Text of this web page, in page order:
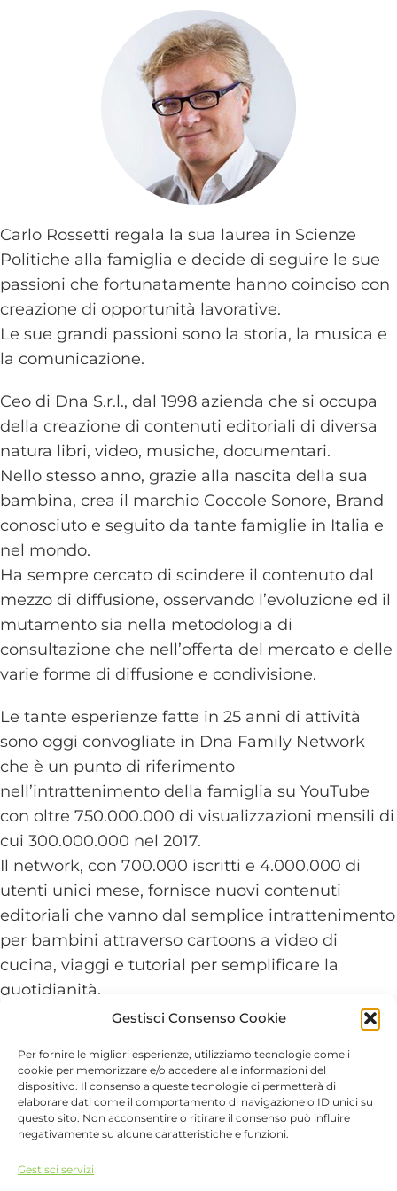
Gestisci Consenso Cookie
Per fornire le migliori esperienze, utilizziamo tecnologie come i
cookie per memorizzare e/o accedere alle informazioni del
dispositivo. Il consenso a queste tecnologie ci permetterà di
elaborare dati come il comportamento di navigazione o ID unici su
questo sito. Non acconsentire o ritirare il consenso può influire
negativamente su alcune caratteristiche e funzioni.
Gestisci servizi
Carlo Rossetti regala la sua laurea in Scienze
Politiche alla famiglia e decide di seguire le sue
passioni che fortunatamente hanno coinciso con
creazione di opportunità lavorative.
Le sue grandi passioni sono la storia, la musica e
la comunicazione.
Ceo di Dna S.r.l., dal 1998 azienda che si occupa
della creazione di contenuti editoriali di diversa
natura libri, video, musiche, documentari.
Nello stesso anno, grazie alla nascita della sua
bambina, crea il marchio Coccole Sonore, Brand
conosciuto e seguito da tante famiglie in Italia e
nel mondo.
Ha sempre cercato di scindere il contenuto dal
mezzo di diffusione, osservando l’evoluzione ed il
mutamento sia nella metodologia di
consultazione che nell’offerta del mercato e delle
varie forme di diffusione e condivisione.
Le tante esperienze fatte in 25 anni di attività
sono oggi convogliate in Dna Family Network
che è un punto di riferimento
nell’intrattenimento della famiglia su YouTube
con oltre 750.000.000 di visualizzazioni mensili di
cui 300.000.000 nel 2017.
Il network, con 700.000 iscritti e 4.000.000 di
utenti unici mese, fornisce nuovi contenuti
editoriali che vanno dal semplice intrattenimento
per bambini attraverso cartoons a video di
cucina, viaggi e tutorial per semplificare la
quotidianità.
Grazie a nuovi linguaggi grafici e video i follower
sono in aumento, partecipano attivamente
permettendoci di proporre attività native a Brand
interessati al target di riferimento.